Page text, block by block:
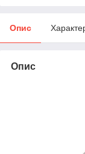
Опис
Опис